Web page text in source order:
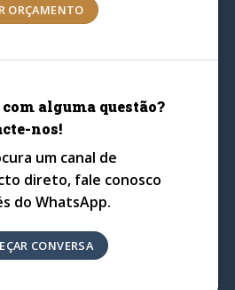
ORÇAMENTO
alguma questão?
nos!
um canal de
direto, fale conosco
do WhatsApp.
CONVERSA